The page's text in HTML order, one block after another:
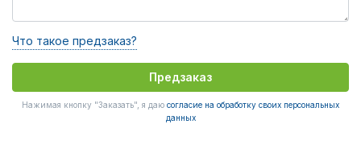
Что такое предзаказ?
Предзаказ
Нажимая кнопку "Заказать", я даю согласие на обработку своих персональных
данных